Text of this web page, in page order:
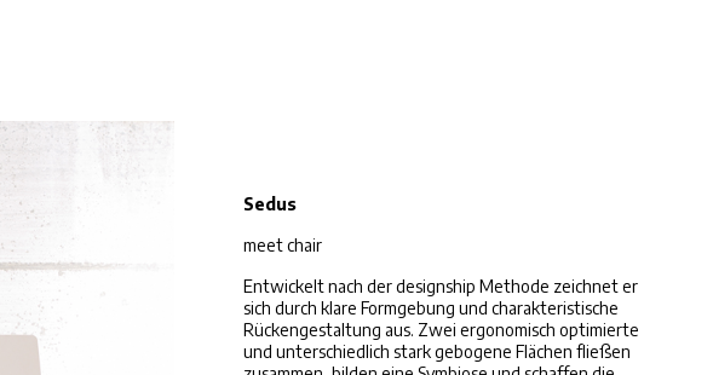
Sedus
meet chair
Entwickelt nach der designship Methode zeichnet er
sich durch klare Formgebung und charakteristische
Rückengestaltung aus. Zwei ergonomisch optimierte
und unterschiedlich stark gebogene Flächen fließen